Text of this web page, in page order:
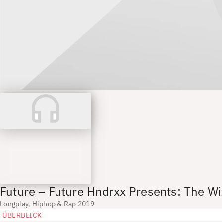
Future – Future Hndrxx Presents: The
Longplay, Hiphop & Rap 2019
ÜBERBLICK